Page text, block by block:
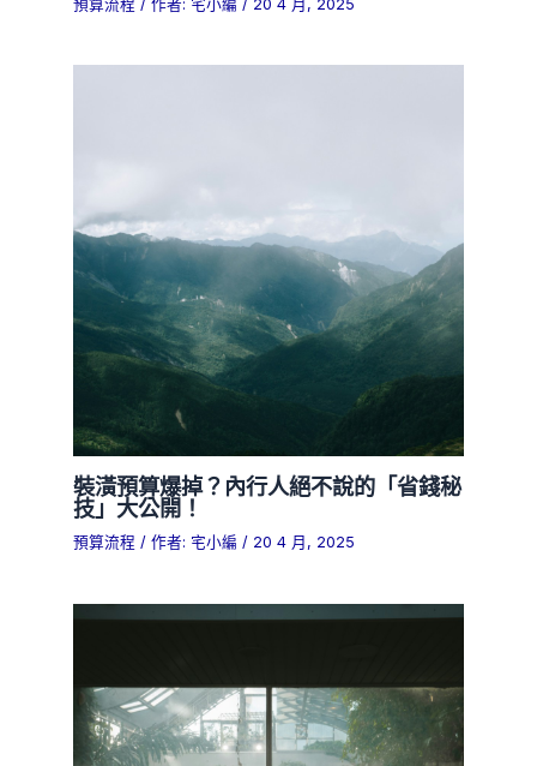
預算流程 / 作者: 宅小編 / 20 4 月, 2025
裝潢預算爆掉？內行人絕不說的「省錢秘
技」大公開！
預算流程 / 作者: 宅小編/ 20 4 月, 2025